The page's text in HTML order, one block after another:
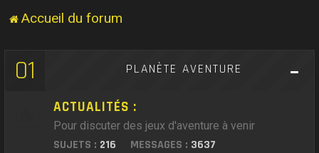
Accueil du forum
01 PLANÈTE AVENTURE
ACTUALITÉS :
Pour discuter des jeux d'aventure à venir
SUJETS : 216 MESSAGES : 3637